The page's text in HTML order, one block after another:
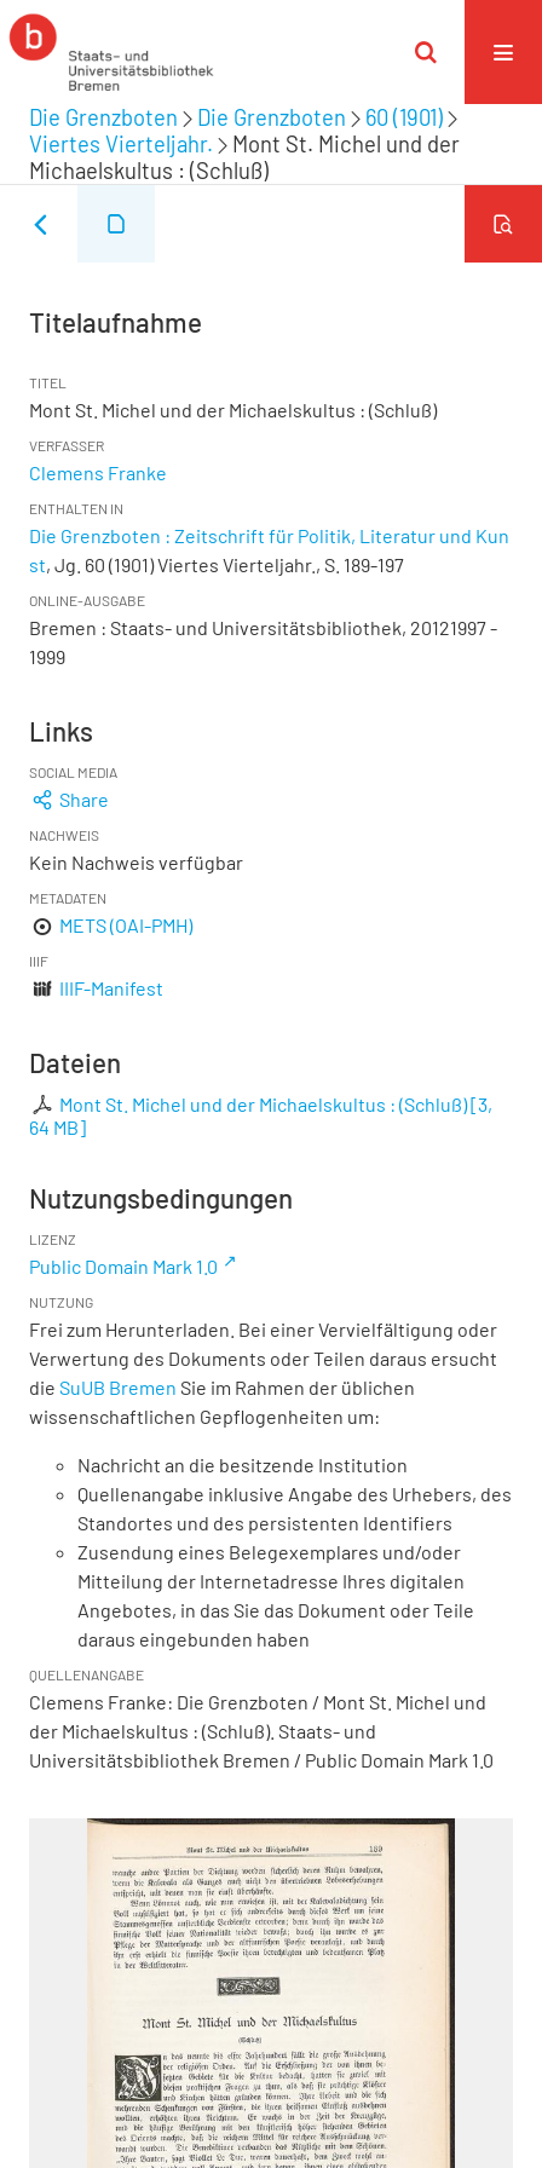
Die Grenzboten Die Grenzboten
60 (1901)
Viertes Vierteljahr.
Mont St. Michel und der
Michaelskultus : (Schluß)
Titelaufnahme
TITEL
Mont St. Michel und der Michaelskultus : (Schluß)
VERFASSER
Clemens Franke
ENTHALTEN IN
Die Grenzboten : Zeitschrift für Politik, Literatur und Kun
st, Jg. 60 (1901) Viertes Vierteljahr., S. 189-197
ONLINE-AUSGABE
Bremen : Staats- und Universitätsbibliothek, 20121997 -
1999
Links
SOCIAL MEDIA
Share
NACHWEIS
Kein Nachweis verfügbar
METADATEN
METS (OAI-PMH)
IIIF
IIIF-Manifest
Dateien
Mont St. Michel und der Michaelskultus : (Schluß)[3,
64 MB]
Nutzungsbedingungen
LIZENZ
Public Domain Mark 1.0
NUTZUNG
Frei zum Herunterladen. Bei einer Vervielfältigung oder
Verwertung des Dokuments oder Teilen daraus ersucht
die SuUB Bremen Sie im Rahmen der üblichen
wissenschaftlichen Gepflogenheiten um:
Nachricht an die besitzende Institution
Quellenangabe inklusive Angabe des Urhebers, des
Standortes und des persistenten Identifiers
Zusendung eines Belegexemplares und/oder
Mitteilung der Internetadresse Ihres digitalen
Angebotes, in das Sie das Dokument oder Teile
daraus eingebunden haben
QUELLENANGABE
Clemens Franke: Die Grenzboten / Mont St. Michel und
der Michaelskultus : (Schluß). Staats- und
Universitätsbibliothek Bremen / Public Domain Mark 1.0